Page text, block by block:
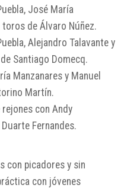
, José María
toros de Álvaro Núñez.
, Alejandro Talavante y
Santiago Domecq.
Manzanaresy Manuel
Martín.
con Andy
Duarte Fernandes.
con picadores y sin
con jóvenes